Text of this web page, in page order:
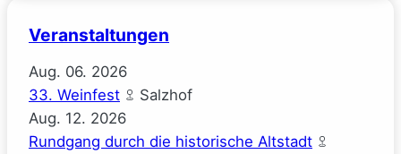
(Josephine
Veranstaltungen
Aug. 06. 2026
33. Weinfest
Salzhof
Aug. 12. 2026
Rundgang durch die historische Altstadt